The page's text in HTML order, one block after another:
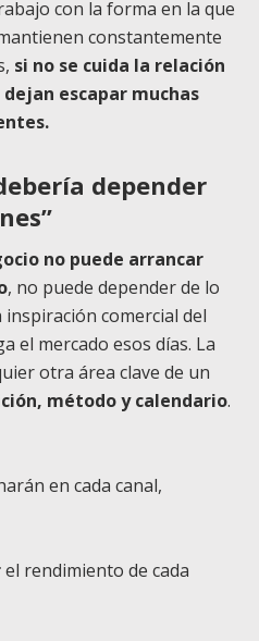
con la forma en la que
constantemente
si no se cuida la relación
escapar muchas
depender
no puede arrancar
, no puede depender de lo
inspiración comercial del
el mercado esos días. La
otra área clave de un
método y calendario.
en cada canal,
el rendimiento de cada